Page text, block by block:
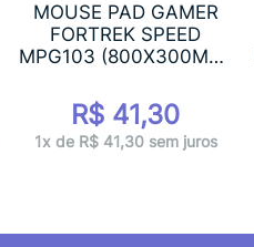
MOUSE PAD GAMER
FORTREK SPEED
MPG103 (800X300MM)
R$ 41,30
1x de R$ 41,30 sem juros